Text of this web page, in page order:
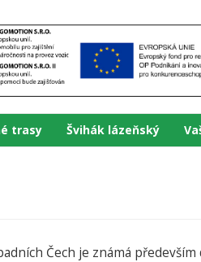
trasy Švihák lázeňský
Čech je známá